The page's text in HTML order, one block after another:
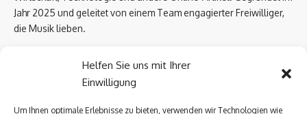
Helfen Sie uns mit Ihrer
Einwilligung
Um Ihnen optimale Erlebnisse zu bieten, verwenden wir Technologien wie
Jahr 2025 und geleitet von einem Team engagierter Freiwilliger,
die Musik lieben.